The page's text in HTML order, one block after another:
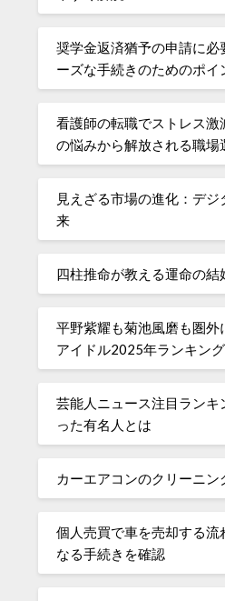
奨学金返済猶予の申請に必
ーズな手続きのためのポイ
看護師の転職でストレス激
の悩みから解放される職場
見えざる市場の進化：デ
来
四柱推命が教える運命の結
平野紫耀も菊池風磨も圏外
アイドル2025年ランキン
芸能人ニュース注目ランキ
った有名人とは
カーエアコンのクリーニン
個人売買で車を売却する流
なる手続きを確認